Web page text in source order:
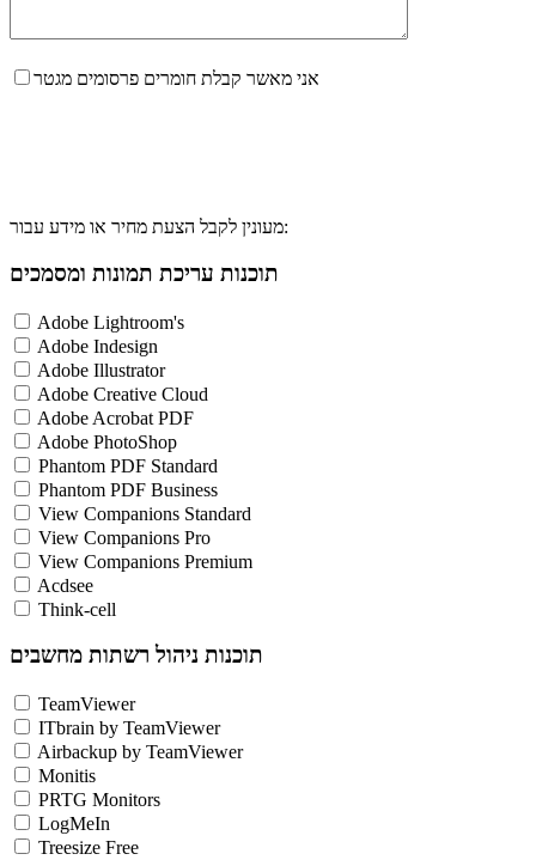
אני מאשר קבלת חומרים פרסומים מגטר
מעונין לקבל הצעת מחיר או מידע עבור:
תוכנות עריכת תמונות ומסמכים
Adobe Lightroom's
Adobe Indesign
Adobe Illustrator
Adobe Creative Cloud
Adobe Acrobat PDF
Adobe PhotoShop
Phantom PDF Standard
Phantom PDF Business
View Companions Standard
View Companions Pro
View Companions Premium
Acdsee
Think-cell
תוכנות ניהול רשתות מחשבים
TeamViewer
ITbrain by TeamViewer
Airbackup by TeamViewer
Monitis
PRTG Monitors
LogMeIn
Treesize Free